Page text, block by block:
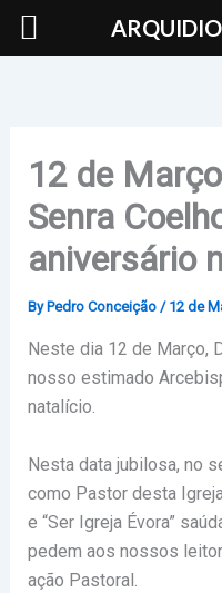
Skip
12 de
Senra
aniversário
By Pedro Conceição / 12 de
Neste dia 12 de Março,
nosso estimado
natalício.
Nesta data jubilosa, no
como Pastor desta
e “Ser Igreja Évora”
pedem aos nossos
ação Pastoral.